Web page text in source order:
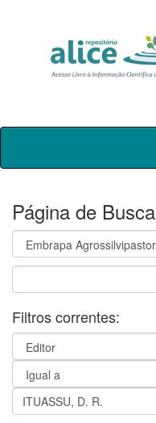
Skip
Página de Busca
Filtros correntes: